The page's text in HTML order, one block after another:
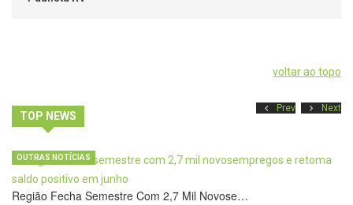
voltar ao topo
TOP NEWS
Prev Next
Região Fecha Semestre Com 2,7 Mil Novose…
OUTRAS NOTÍCIAS